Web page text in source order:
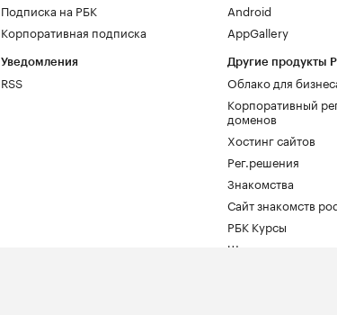
Подписка на РБК
Корпоративная подписка
Уведомления
RSS
Android
AppGallery
Другие продукты
Облако для
Корпоративный
доменов
Хостинг сайтов
Рег.решения
Знакомства
Сайт знакомств
РБК Курсы
Школа